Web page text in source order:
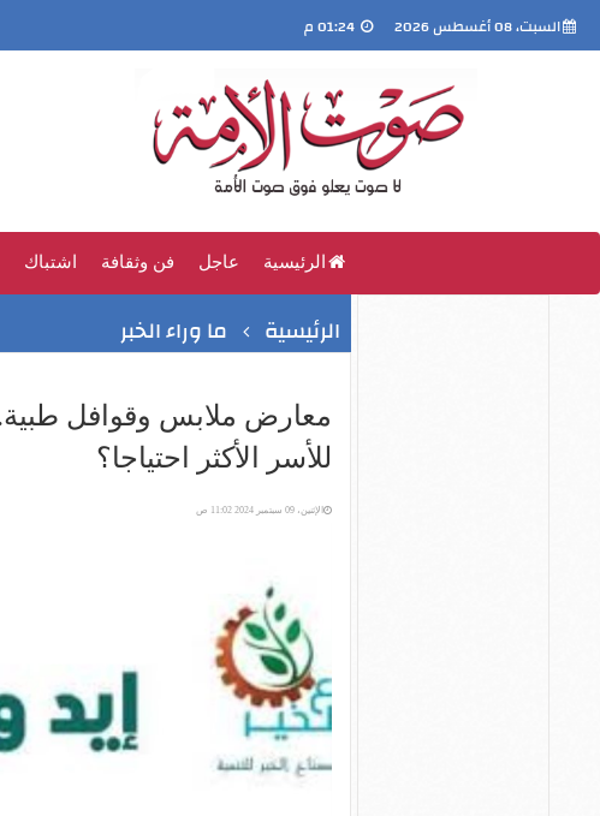
السبت، 08 أغسطس 2026
الرئيسية عاجل فن وثقافة اشتباك
الرئيسية ما وراء الخبر
معارض ملابس وقوافل
للأسر الأكثر احتياجا؟
الإثنين، 09 سبتمبر 2024 11:02 ص